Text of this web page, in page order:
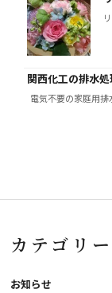
関西化工の排水
電気不要の家庭用
カテゴリー
お知らせ